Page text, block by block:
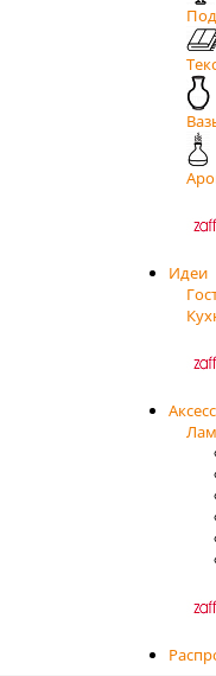
Идеи